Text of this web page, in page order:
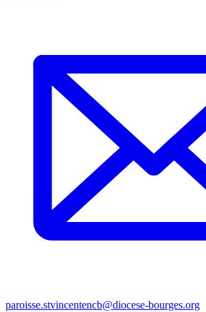
paroisse.stvincentencb@diocese-bourges.org